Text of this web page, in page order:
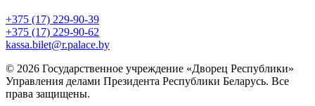
+375 (17) 229-90-39
+375 (17) 229-90-62
kassa.bilet@r.palace.by
© 2026 Государственное учреждение «Дворец Республики»
Управления делами Президента Республики Беларусь. Все
права защищены.